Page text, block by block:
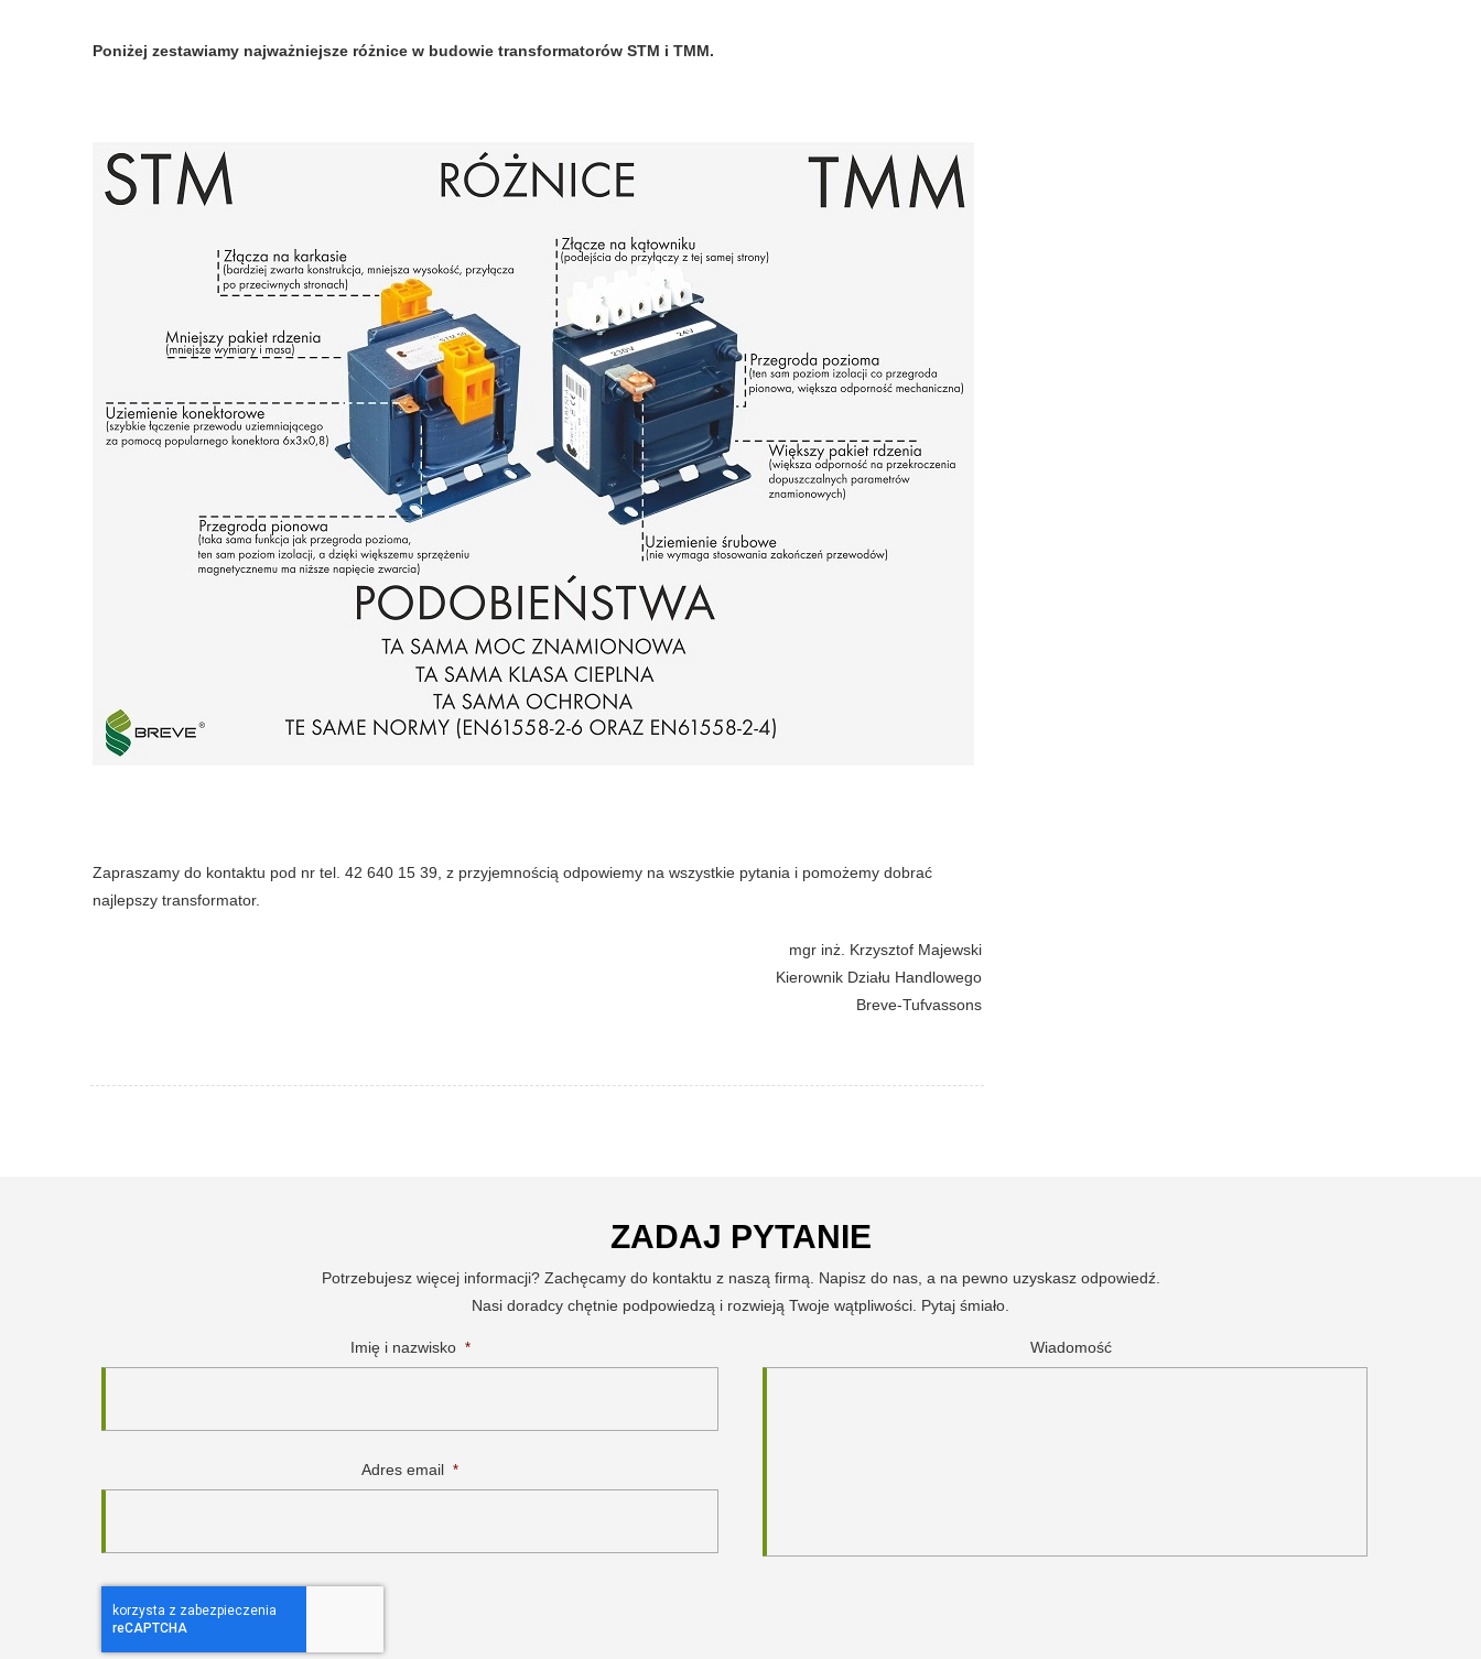
Poniżej zestawiamy najważniejsze różnice w budowie transformatorów STM i TMM.
Zapraszamy do kontaktu pod nr tel. 42 640 15 39, z przyjemnością odpowiemy na wszystkie pytania i pomożemy dobrać
najlepszy transformator.
mgr inż. Krzysztof Majewski
Kierownik Działu Handlowego
Breve-Tufvassons
ZADAJ PYTANIE
Potrzebujesz więcej informacji? Zachęcamy do kontaktu z naszą firmą. Napisz do nas, a na pewno uzyskasz odpowiedź.
Nasi doradcy chętnie podpowiedzą i rozwieją Twoje wątpliwości. Pytaj śmiało.
Imię i nazwisko *
Adres email *
Wiadomość